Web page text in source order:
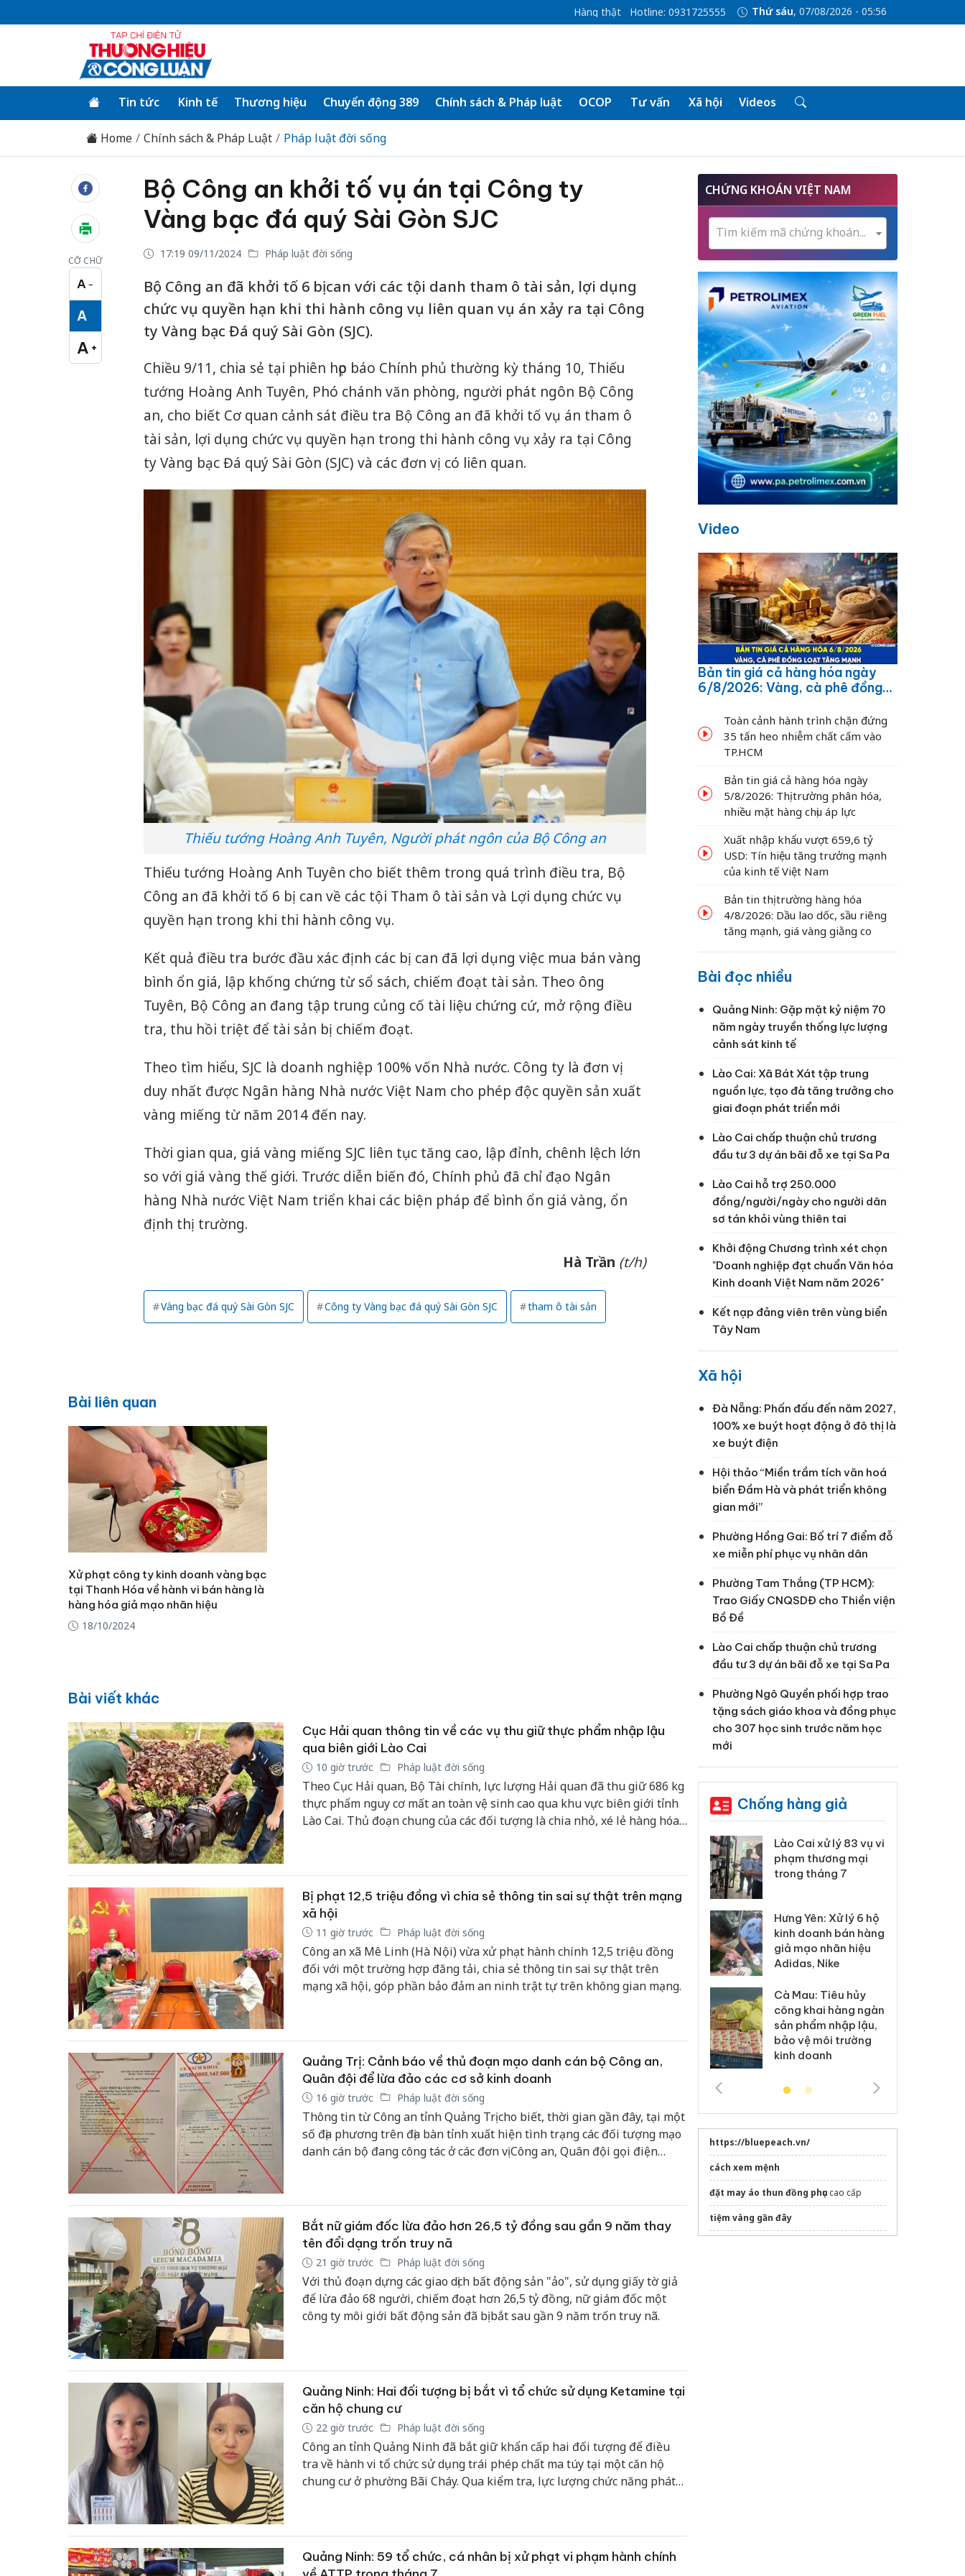
Hàng thật Hotline: 0931725555 Thứ sáu, 07/08/2026 - 05:56
Tin tức Kinh tế Thương hiệu Chuyển động 389 Chính sách & Pháp luật OCOP Tư vấn Xã hội Videos
Home Chính sách & Pháp Luật Pháp luật đời sống
CỠ CHỮ
A −
Cỡ chữ nhỏ
A
Cỡ chữ vừa
A +
Cỡ chữ lớn
Bộ Công an khởi tố vụ án tại Công ty
Vàng bạc đá quý Sài Gòn SJC
17:19 09/11/2024 Pháp luật đời sống
Bộ Công an đã khởi tố 6 bị can với các tội danh tham ô tài sản, lợi dụng
chức vụ quyền hạn khi thi hành công vụ liên quan vụ án xảy ra tại Công
ty Vàng bạc Đá quý Sài Gòn (SJC).
Chiều 9/11, chia sẻ tại phiên họp báo Chính phủ thường kỳ tháng 10, Thiếu
tướng Hoàng Anh Tuyên, Phó chánh văn phòng, người phát ngôn Bộ Công
an, cho biết Cơ quan cảnh sát điều tra Bộ Công an đã khởi tố vụ án tham ô
tài sản, lợi dụng chức vụ quyền hạn trong thi hành công vụ xảy ra tại Công
ty Vàng bạc Đá quý Sài Gòn (SJC) và các đơn vị có liên quan.
Thiếu tướng Hoàng Anh Tuyên, Người phát ngôn của Bộ Công an
Thiếu tướng Hoàng Anh Tuyên cho biết thêm trong quá trình điều tra, Bộ
Công an đã khởi tố 6 bị can về các tội Tham ô tài sản và Lợi dụng chức vụ
quyền hạn trong khi thi hành công vụ.
Kết quả điều tra bước đầu xác định các bị can đã lợi dụng việc mua bán vàng
bình ổn giá, lập khống chứng từ sổ sách, chiếm đoạt tài sản. Theo ông
Tuyên, Bộ Công an đang tập trung củng cố tài liệu chứng cứ, mở rộng điều
tra, thu hồi triệt để tài sản bị chiếm đoạt.
Theo tìm hiểu, SJC là doanh nghiệp 100% vốn Nhà nước. Công ty là đơn vị
duy nhất được Ngân hàng Nhà nước Việt Nam cho phép độc quyền sản xuất
vàng miếng từ năm 2014 đến nay.
Thời gian qua, giá vàng miếng SJC liên tục tăng cao, lập đỉnh, chênh lệch lớn
so với giá vàng thế giới. Trước diễn biến đó, Chính phủ đã chỉ đạo Ngân
hàng Nhà nước Việt Nam triển khai các biện pháp để bình ổn giá vàng, ổn
định thị trường.
Hà Trần (t/h)
Vàng bạc đá quý Sài Gòn SJC Công ty Vàng bạc đá quý Sài Gòn SJC tham ô tài sản
Bài liên quan
Xử phạt công ty kinh doanh vàng bạc
tại Thanh Hóa về hành vi bán hàng là
hàng hóa giả mạo nhãn hiệu
18/10/2024
Bài viết khác
Cục Hải quan thông tin về các vụ thu giữ thực phẩm nhập lậu
qua biên giới Lào Cai
10 giờ trước Pháp luật đời sống
Theo Cục Hải quan, Bộ Tài chính, lực lượng Hải quan đã thu giữ 686 kg
thực phẩm nguy cơ mất an toàn vệ sinh cao qua khu vực biên giới tỉnh
Lào Cai. Thủ đoạn chung của các đối tượng là chia nhỏ, xé lẻ hàng hóa
Bị phạt 12,5 triệu đồng vì chia sẻ thông tin sai sự thật trên mạng
xã hội
11 giờ trước Pháp luật đời sống
Công an xã Mê Linh (Hà Nội) vừa xử phạt hành chính 12,5 triệu đồng
đối với một trường hợp đăng tải, chia sẻ thông tin sai sự thật trên
mạng xã hội, góp phần bảo đảm an ninh trật tự trên không gian mạng.
Quảng Trị: Cảnh báo về thủ đoạn mạo danh cán bộ Công an,
Quân đội để lừa đảo các cơ sở kinh doanh
16 giờ trước Pháp luật đời sống
Thông tin từ Công an tỉnh Quảng Trị cho biết, thời gian gần đây, tại một
số địa phương trên địa bàn tỉnh xuất hiện tình trạng các đối tượng mạo
danh cán bộ đang công tác ở các đơn vị Công an, Quân đội gọi điện
Bắt nữ giám đốc lừa đảo hơn 26,5 tỷ đồng sau gần 9 năm thay
tên đổi dạng trốn truy nã
21 giờ trước Pháp luật đời sống
Với thủ đoạn dựng các giao dịch bất động sản "ảo", sử dụng giấy tờ giả
để lừa đảo 68 người, chiếm đoạt hơn 26,5 tỷ đồng, nữ giám đốc một
công ty môi giới bất động sản đã bị bắt sau gần 9 năm trốn truy nã.
Quảng Ninh: Hai đối tượng bị bắt vì tổ chức sử dụng Ketamine tại
căn hộ chung cư
22 giờ trước Pháp luật đời sống
Công an tỉnh Quảng Ninh đã bắt giữ khẩn cấp hai đối tượng để điều
tra về hành vi tổ chức sử dụng trái phép chất ma túy tại một căn hộ
chung cư ở phường Bãi Cháy. Qua kiểm tra, lực lượng chức năng phát
Quảng Ninh: 59 tổ chức, cá nhân bị xử phạt vi phạm hành chính
CHỨNG KHOÁN VIỆT NAM
Tìm kiếm mã chứng khoán...
Video
Bản tin giá cả hàng hóa ngày
6/8/2026: Vàng, cà phê đồng
Toàn cảnh hành trình chặn đứng
35 tấn heo nhiễm chất cấm vào
TP.HCM
Bản tin giá cả hàng hóa ngày
5/8/2026: Thị trường phân hóa,
nhiều mặt hàng chịu áp lực
Xuất nhập khẩu vượt 659,6 tỷ
USD: Tín hiệu tăng trưởng mạnh
của kinh tế Việt Nam
Bản tin thị trường hàng hóa
4/8/2026: Dầu lao dốc, sầu riêng
tăng mạnh, giá vàng giằng co
Bài đọc nhiều
Quảng Ninh: Gặp mặt kỷ niệm 70
năm ngày truyền thống lực lượng
cảnh sát kinh tế
Lào Cai: Xã Bát Xát tập trung
nguồn lực, tạo đà tăng trưởng cho
giai đoạn phát triển mới
Lào Cai chấp thuận chủ trương
đầu tư 3 dự án bãi đỗ xe tại Sa Pa
Lào Cai hỗ trợ 250.000
đồng/người/ngày cho người dân
sơ tán khỏi vùng thiên tai
Khởi động Chương trình xét chọn
"Doanh nghiệp đạt chuẩn Văn hóa
Kinh doanh Việt Nam năm 2026"
Kết nạp đảng viên trên vùng biển
Tây Nam
Xã hội
Đà Nẵng: Phấn đấu đến năm 2027,
100% xe buýt hoạt động ở đô thị là
xe buýt điện
Hội thảo “Miền trầm tích văn hoá
biển Đầm Hà và phát triển không
gian mới”
Phường Hồng Gai: Bố trí 7 điểm đỗ
xe miễn phí phục vụ nhân dân
Phường Tam Thắng (TP HCM):
Trao Giấy CNQSDĐ cho Thiền viện
Bồ Đề
Lào Cai chấp thuận chủ trương
đầu tư 3 dự án bãi đỗ xe tại Sa Pa
Phường Ngô Quyền phối hợp trao
tặng sách giáo khoa và đồng phục
cho 307 học sinh trước năm học
mới
Chống hàng giả
án sản xuất, buôn
bán yến sào giả
bán bình sữa
Moyuum giả
An Giang: Đối tượng
Quốc ra đầu thú
Lào Cai xử lý 83 vụ vi
phạm thương mại
trong tháng 7
Hưng Yên: Xử lý 6 hộ
kinh doanh bán hàng
giả mạo nhãn hiệu
Adidas, Nike
Cà Mau: Tiêu hủy
công khai hàng ngàn
sản phẩm nhập lậu,
bảo vệ môi trường
kinh doanh
https://bluepeach.vn/
cách xem mệnh
đặt may áo thun đồng phụccao cấp
tiệm vàng gần đây